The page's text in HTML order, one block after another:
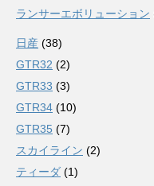
ランサーエボリューション
日産 (38)
GTR32 (2)
GTR33 (3)
GTR34 (10)
GTR35 (7)
スカイライン (2)
ティーダ (1)